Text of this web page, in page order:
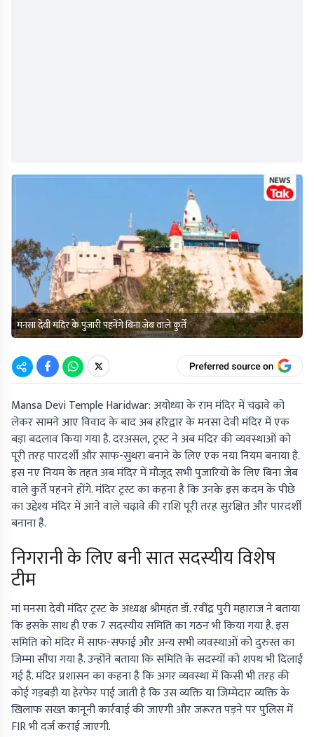
मनसा देवी मंदिर के पुजारी पहनेंगे बिना जेब वाले कुर्ते
Mansa Devi Temple Haridwar: अयोध्या के राम मंदिर में चढ़ावे को
लेकर सामने आए विवाद के बाद अब हरिद्वार के मनसा देवी मंदिर में एक
बड़ा बदलाव किया गया है. दरअसल, ट्रस्ट ने अब मंदिर की व्यवस्थाओं को
पूरी तरह पारदर्शी और साफ-सुथरा बनाने के लिए एक नया नियम बनाया है.
इस नए नियम के तहत अब मंदिर में मौजूद सभी पुजारियों के लिए बिना जेब
वाले कुर्ते पहनने होंगे. मंदिर ट्रस्ट का कहना है कि उनके इस कदम के पीछे
का उद्देश्य मंदिर में आने वाले चढ़ावे की राशि पूरी तरह सुरक्षित और पारदर्शी
बनाना है.
निगरानी के लिए बनी सात सदस्यीय विशेष
टीम
मां मनसा देवी मंदिर ट्रस्ट के अध्यक्ष श्रीमहंत डॉ. रवींद्र पुरी महाराज ने बताया
कि इसके साथ ही एक 7 सदस्यीय समिति का गठन भी किया गया है. इस
समिति को मंदिर में साफ-सफाई और अन्य सभी व्यवस्थाओं को दुरुस्त का
जिम्मा सौंपा गया है. उन्होंने बताया कि समिति के सदस्यों को शपथ भी दिलाई
गई है. मंदिर प्रशासन का कहना है कि अगर व्यवस्था में किसी भी तरह की
कोई गड़बड़ी या हेरफेर पाई जाती है कि उस व्यक्ति या जिम्मेदार व्यक्ति के
खिलाफ सख्त कानूनी कार्रवाई की जाएगी और जरूरत पड़ने पर पुलिस में
FIR भी दर्ज कराई जाएगी.